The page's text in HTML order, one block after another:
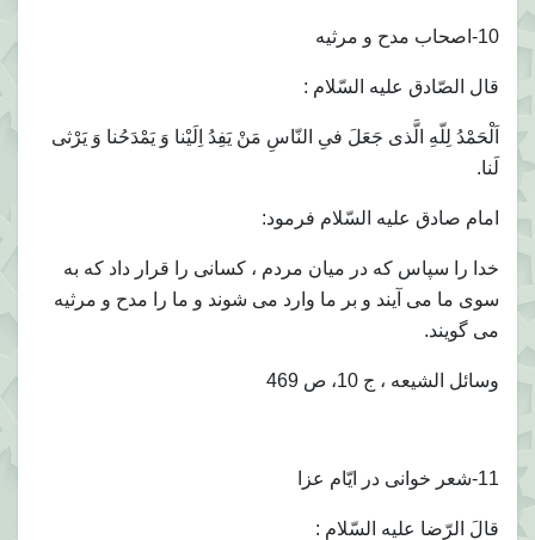
10-اصحاب مدح و مرثيه
قال الصّادق عليه السّلام :
اَلْحَمْدُ لِلّهِ الَّذى جَعَلَ فىِ النّاسِ مَنْ يَفِدُ اِلَيْنا وَ يَمْدَحُنا وَ يَرْثى
لَنا.
امام صادق عليه السّلام فرمود:
خدا را سپاس كه در ميان مردم ، كسانى را قرار داد كه به
سوى ما مى آيند و بر ما وارد مى شوند و ما را مدح و مرثيه
مى گويند.
وسائل الشيعه ، ج 10، ص 469
11-شعر خوانى در ايّام عزا
قالَ الرّضا عليه السّلام :